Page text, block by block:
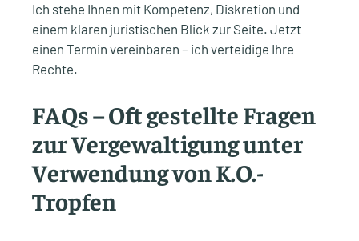
Ich stehe Ihnen mit Kompetenz, Diskretion und
einem klaren juristischen Blick zur Seite. Jetzt
einen Termin vereinbaren – ich verteidige Ihre
Rechte.
FAQs – Oft gestellte Fragen
zur Vergewaltigung unter
Verwendung von K.O.-
Tropfen